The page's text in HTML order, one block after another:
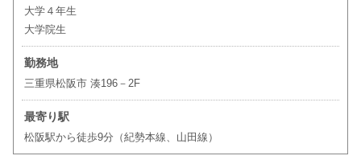
大学４年生
大学院生
勤務地
三重県松阪市 湊196－2F
最寄り駅
松阪駅から徒歩9分（紀勢本線、山田線）